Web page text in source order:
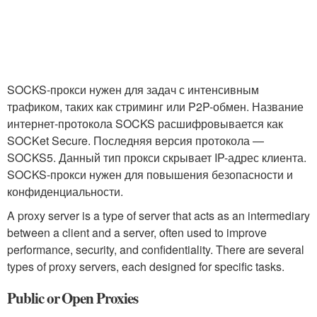
SOCKS-прокси нужен для задач с интенсивным
трафиком, таких как стриминг или P2P-обмен. Название
интернет-протокола SOCKS расшифровывается как
SOCKet Secure. Последняя версия протокола —
SOCKS5. Данный тип прокси скрывает IP-адрес клиента.
SOCKS-прокси нужен для повышения безопасности и
конфиденциальности.
A proxy server is a type of server that acts as an intermediary
between a client and a server, often used to improve
performance, security, and confidentiality. There are several
types of proxy servers, each designed for specific tasks.
Public or Open Proxies